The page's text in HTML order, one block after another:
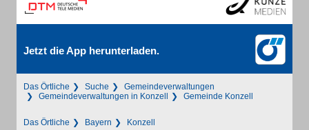
Jetzt die App herunterladen.
Das Örtliche Suche
Gemeindeverwaltungen
Gemeindeverwaltungen in Konzell
Gemeinde Konzell
Das Örtliche Bayern Konzell